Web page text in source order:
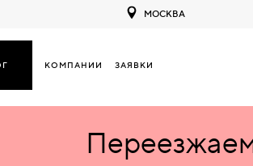
МОСКВА
КОМПАНИИ ЗАЯВКИ